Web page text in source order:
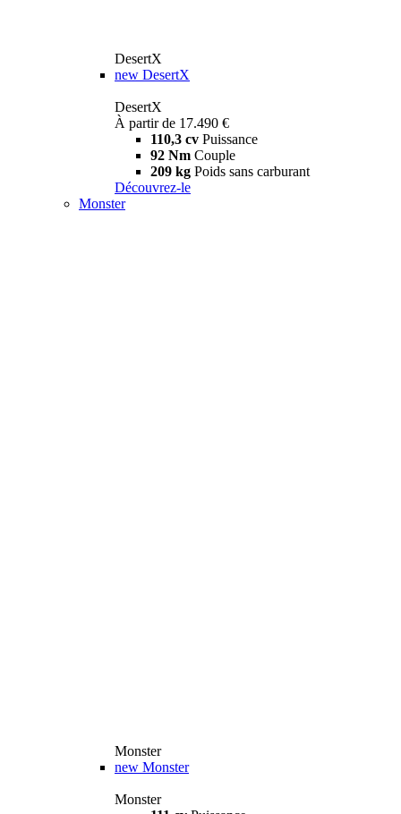
DesertX
new DesertX
DesertX
À partir de 17.490 €
110,3 cv Puissance
92 Nm Couple
209 kg Poids sans carburant
Découvrez-le
Monster
Monster
new Monster
Monster